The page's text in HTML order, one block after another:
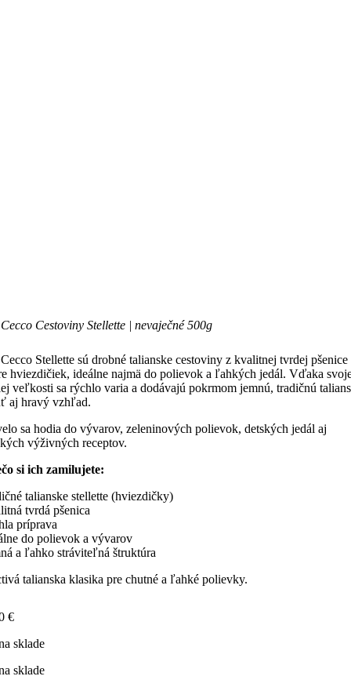
Cestoviny Stellette | nevaječné 500g
Stellette sú drobné talianske cestoviny z kvalitnej tvrdej pšenice
hviezdičiek, ideálne najmä do polievok a ľahkých jedál. Vďaka
veľkosti sa rýchlo varia a dodávajú pokrmom jemnú, tradičnú
aj hravý vzhľad.
sa hodia do vývarov, zeleninových polievok, detských jedál aj
výživných receptov.
si ich zamilujete:
talianske stellette (hviezdičky)
tvrdá pšenica
príprava
do polievok a vývarov
a ľahko stráviteľná štruktúra
talianska klasika pre chutné a ľahké polievky.
€
sklade
sklade